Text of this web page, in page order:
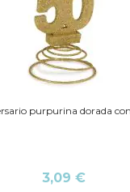
purpurina dorada con
3,09 €